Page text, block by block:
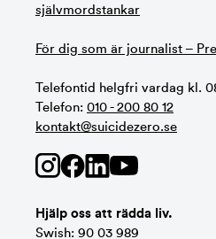
självmordstankar
För dig som är journalist –
Telefontid helgfri vardag kl.
Telefon: 010 - 200 80 12
kontakt@suicidezero.se
Hjälp oss att rädda liv.
Swish: 90 03 989